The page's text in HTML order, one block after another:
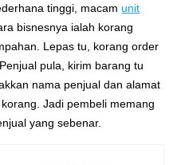
tinggi, macam unit
bisnesnya ialah korang
Lepas tu, korang order
pula, kirim barang tu
nama penjual dan alamat
Jadi pembeli memang
yang sebenar.